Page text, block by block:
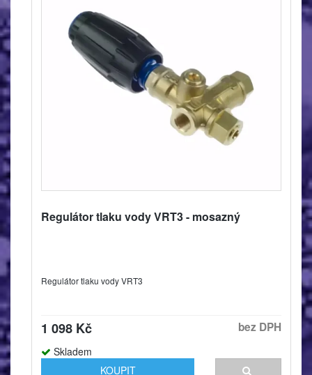
Regulátor tlaku vody VRT3 - mosazný
Regulátor tlaku vody VRT3
1 098 Kč bez DPH
Skladem
KOUPIT